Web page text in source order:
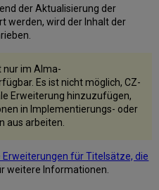
der Aktualisierung der
werden, wird der Inhalt der
nur im Alma-
Es ist nicht möglich, CZ-
Erweiterung hinzuzufügen,
in Implementierungs- oder
aus arbeiten.
für Titelsätze, die
weitere Informationen.